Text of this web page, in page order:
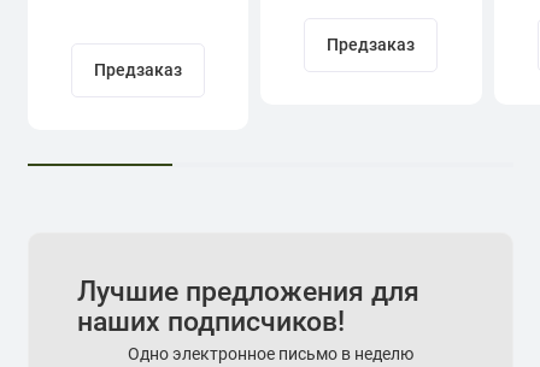
Предзаказ
Предзаказ
Лучшие предложения для
наших подписчиков!
Одно электронное письмо в неделю